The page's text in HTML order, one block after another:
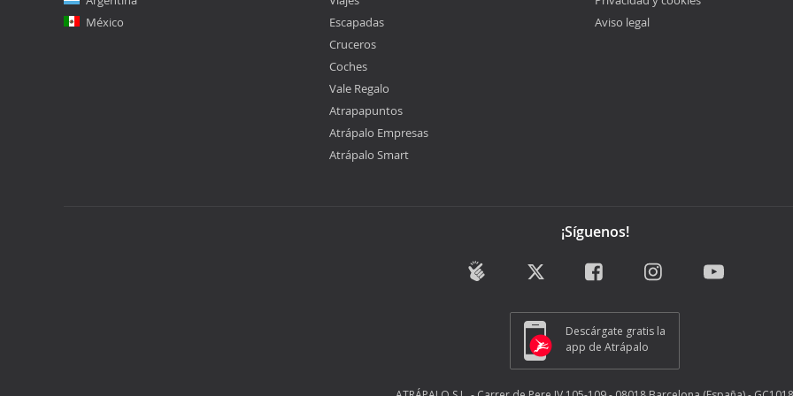
México
Escapadas
Cruceros
Coches
Vale Regalo
Atrapapuntos
Atrápalo Empresas
Atrápalo Smart
Aviso legal
¡Síguenos!
Descárgate gratis la
app de Atrápalo